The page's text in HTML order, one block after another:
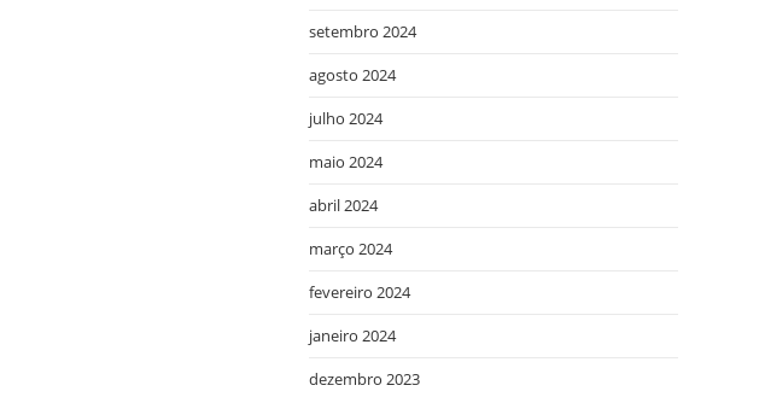
setembro 2024
agosto 2024
julho 2024
maio 2024
abril 2024
março 2024
fevereiro 2024
janeiro 2024
dezembro 2023